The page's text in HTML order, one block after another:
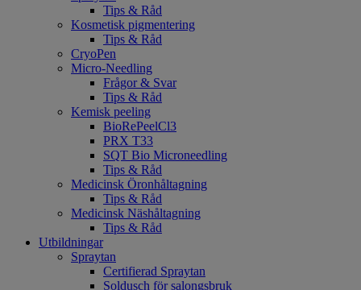
Tips & Råd
Kosmetisk pigmentering
Tips & Råd
CryoPen
Micro-Needling
Frågor & Svar
Tips & Råd
Kemisk peeling
BioRePeelCl3
PRX T33
SQT Bio Microneedling
Tips & Råd
Medicinsk Öronhåltagning
Tips & Råd
Medicinsk Näshåltagning
Tips & Råd
Utbildningar
Spraytan
Certifierad Spraytan
Soldusch för salongsbruk